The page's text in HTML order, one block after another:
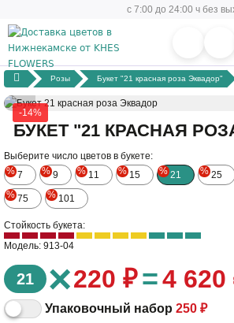
с 7:00 до 24:00 ч без
Розы Букет "21 красная роза Эквадор"
-14%
БУКЕТ "21 КРАСНАЯ
Выберите число цветов в букете:
% 7 % 9 % 11 % 15 % 21 % 25
% 75 % 101
Стойкость букета:
Модель: 913-04
21 ×220 ₽=4 620
Упаковочный набор 250 ₽